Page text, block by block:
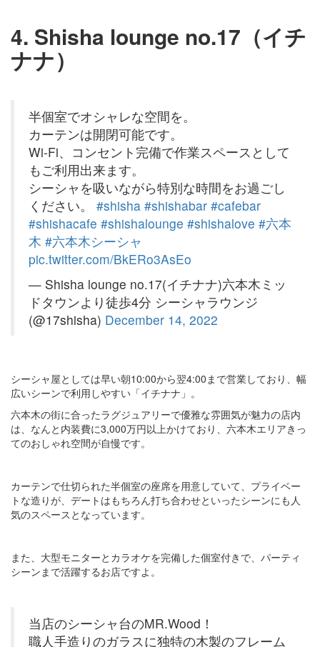
4. Shisha lounge no.17（イチ
ナナ）
半個室でオシャレな空間を。
カーテンは開閉可能です。
Wi-Fi、コンセント完備で作業スペースとして
もご利用出来ます。
シーシャを吸いながら特別な時間をお過ごし
ください。 #shisha #shishabar #cafebar
#shishacafe #shishalounge #shishalove #六本
木 #六本木シーシャ
pic.twitter.com/BkERo3AsEo
— Shisha lounge no.17(イチナナ)六本木ミッ
ドタウンより徒歩4分 シーシャラウンジ
(@17shisha) December 14, 2022
シーシャ屋としては早い朝10:00から翌4:00まで営業しており、幅
広いシーンで利用しやすい「イチナナ」。
六本木の街に合ったラグジュアリーで優雅な雰囲気が魅力の店内
は、なんと内装費に3,000万円以上かけており、六本木エリアきっ
てのおしゃれ空間が自慢です。
カーテンで仕切られた半個室の座席を用意していて、プライベー
トな造りが、デートはもちろん打ち合わせといったシーンにも人
気のスペースとなっています。
また、大型モニターとカラオケを完備した個室付きで、パーティ
シーンまで活躍するお店ですよ。
当店のシーシャ台のMR.Wood！
職人手造りのガラスに独特の木製のフレーム